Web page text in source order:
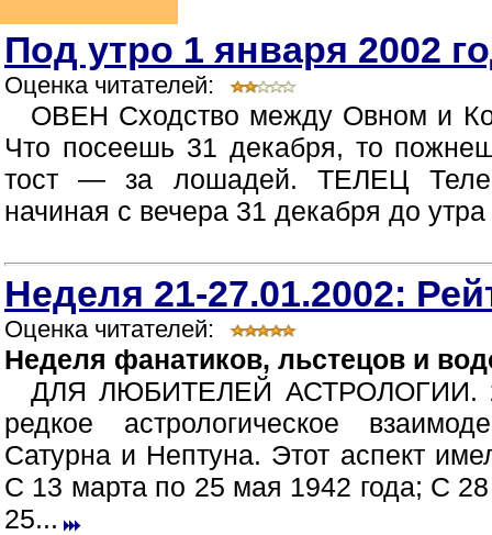
Под утро 1 января 2002
Оценка читателей:
ОВЕН Сходство между Овном и
Что посеешь 31 декабря, то
тост — за лошадей. ТЕЛЕЦ
начиная с вечера 31 декабря до
Неделя 21-27.01.2002:
Оценка читателей:
Неделя фанатиков, льстецов и
ДЛЯ ЛЮБИТЕЛЕЙ АСТРОЛОГИИ.
редкое астрологическое
Сатурна и Нептуна. Этот аспект
С 13 марта по 25 мая 1942 года; С
25...